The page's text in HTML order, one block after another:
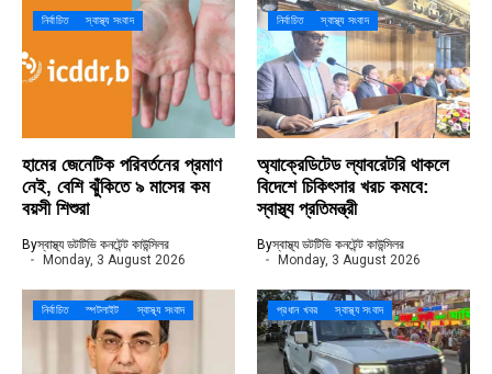
নির্বাচিত স্বাস্থ্য সংবাদ
হামের জেনেটিক পরিবর্তনের প্রমাণ
নেই, বেশি ঝুঁকিতে ৯ মাসের কম
বয়সী শিশুরা
Byস্বাস্থ্য ডটটিভি কনটেন্ট কাউন্সিলর
Monday, 3 August 2026
নির্বাচিত স্বাস্থ্য সংবাদ
অ্যাক্রেডিটেড ল্যাবরেটরি থাকলে
বিদেশে চিকিৎসার খরচ কমবে:
স্বাস্থ্য প্রতিমন্ত্রী
Byস্বাস্থ্য ডটটিভি কনটেন্ট কাউন্সিলর
Monday, 3 August 2026
নির্বাচিত স্পটলাইট স্বাস্থ্য সংবাদ প্রধান খবর স্বাস্থ্য সংবাদ